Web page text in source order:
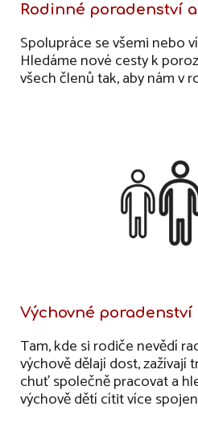
Rodinné poradenství
Spolupráce se všemi nebo
Hledáme nové cesty k
všech členů tak, aby nám v
Výchovné poradenství
Tam, kde si rodiče nevědí
výchově dělají dost, zažívají
chuť společně pracovat a
výchově dětí cítit více